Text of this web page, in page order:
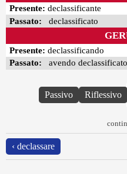
Presente: declassificante
Passato: declassificato
Presente: declassificando
Passato: avendo declassificato
Passivo Riflessivo
‹ declassare